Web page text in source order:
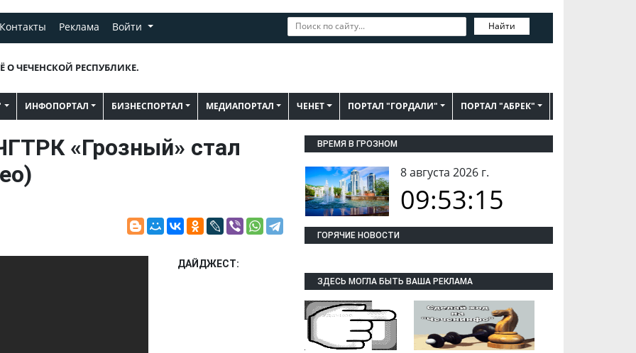
Контакты Реклама Войти Найти
О ЧЕЧЕНСКОЙ РЕСПУБЛИКЕ.
ИНФОПОРТАЛ БИЗНЕСПОРТАЛ МЕДИАПОРТАЛ ЧЕНЕТ ПОРТАЛ "ГОРДАЛИ" ПОРТАЛ "АБРЕК"
«Грозный» стал
ДАЙДЖЕСТ:
ВРЕМЯ В ГРОЗНОМ
8 августа 2026 г.
09:53:16
ГОРЯЧИЕ НОВОСТИ
ЗДЕСЬ МОГЛА БЫТЬ ВАША РЕКЛАМА